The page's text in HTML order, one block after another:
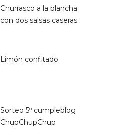
Churrasco a la plancha
con dos salsas caseras
Limón confitado
Sorteo 5º cumpleblog
ChupChupChup